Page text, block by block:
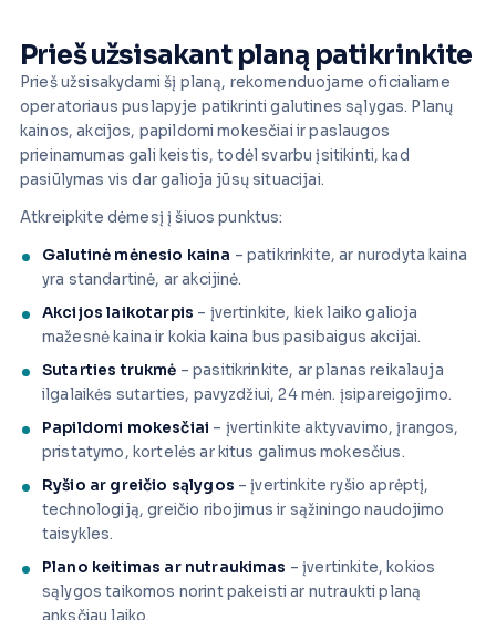
Prieš užsisakant planą patikrinkite
Prieš užsisakydami šį planą, rekomenduojame oficialiame
operatoriaus puslapyje patikrinti galutines sąlygas. Planų
kainos, akcijos, papildomi mokesčiai ir paslaugos
prieinamumas gali keistis, todėl svarbu įsitikinti, kad
pasiūlymas vis dar galioja jūsų situacijai.
Atkreipkite dėmesį į šiuos punktus:
Galutinė mėnesio kaina – patikrinkite, ar nurodyta kaina
yra standartinė, ar akcijinė.
Akcijos laikotarpis – įvertinkite, kiek laiko galioja
mažesnė kaina ir kokia kaina bus pasibaigus akcijai.
Sutarties trukmė – pasitikrinkite, ar planas reikalauja
ilgalaikės sutarties, pavyzdžiui, 24 mėn. įsipareigojimo.
Papildomi mokesčiai – įvertinkite aktyvavimo, įrangos,
pristatymo, kortelės ar kitus galimus mokesčius.
Ryšio ar greičio sąlygos – įvertinkite ryšio aprėptį,
technologiją, greičio ribojimus ir sąžiningo naudojimo
taisykles.
Plano keitimas ar nutraukimas – įvertinkite, kokios
sąlygos taikomos norint pakeisti ar nutraukti planą